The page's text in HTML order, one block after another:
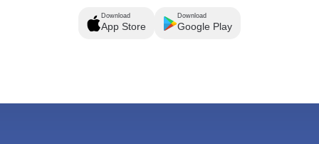
Download
App Store
Download
Google Play